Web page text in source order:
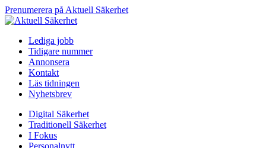
Prenumerera på Aktuell Säkerhet
Lediga jobb
Tidigare nummer
Annonsera
Kontakt
Läs tidningen
Nyhetsbrev
Digital Säkerhet
Traditionell Säkerhet
I Fokus
Personalnytt